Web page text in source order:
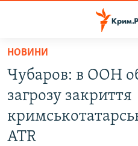
Перейти
основного
матеріалу
Перейти
до
основної
НОВИНИ
ВОДА.КРИМ
ВІДЕО ТА ФОТО
ПОЛІТИКА
НОВИНИ
Чубаров: в ООН
загрозу закриття
АТR